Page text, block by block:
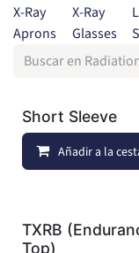
X-Ray
Aprons
X-Ray
Glasses
Short Sleeve
Añadir a la
TXRB
Top)